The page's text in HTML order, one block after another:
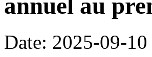
annuel au
Date: 2025-09-10